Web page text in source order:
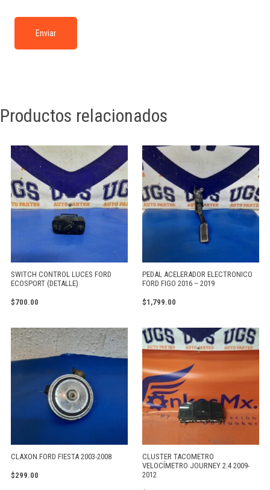
Productos relacionados
SWITCH CONTROL LUCES FORD
ECOSPORT (DETALLE)
$700.00
PEDAL ACELERADOR ELECTRONICO
FORD FIGO 2016 – 2019
$1,799.00
CLAXON FORD FIESTA 2003-2008
$299.00
CLUSTER TACOMETRO
VELOCÍMETRO JOURNEY 2.4 2009-
2012